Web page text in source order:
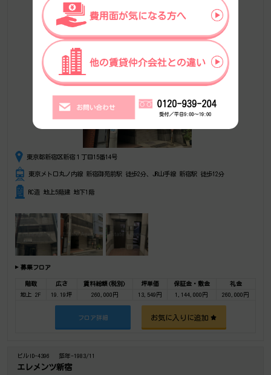
東京都新宿区新宿１丁目15番14号
東京メトロ丸ノ内線 新宿御苑前駅 徒歩2分、JR山手線 新宿駅 徒歩12分
RC造 地上5階建 地下1階
募集フロア
階数 広さ 賃料総額(税別) 坪単価 保証金・敷金
礼金
地上 2F
19.19坪 260,000円 13,549円 1,144,000円 260,000円
フロア詳細 お気に入りに追加
ビルID-4396 築年-1983/11
エレメンツ新宿